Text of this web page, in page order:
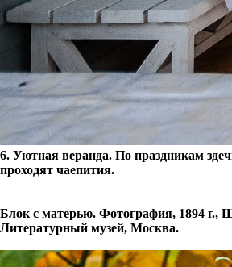
6. Уютная веранда. По праздникам
проходят чаепития.
Блок с матерью. Фотография, 1894 г.,
Литературный музей, Москва.